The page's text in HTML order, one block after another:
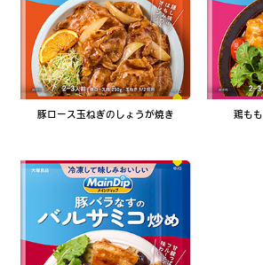
豚ロース玉ねぎのしょうが焼き 鶏も